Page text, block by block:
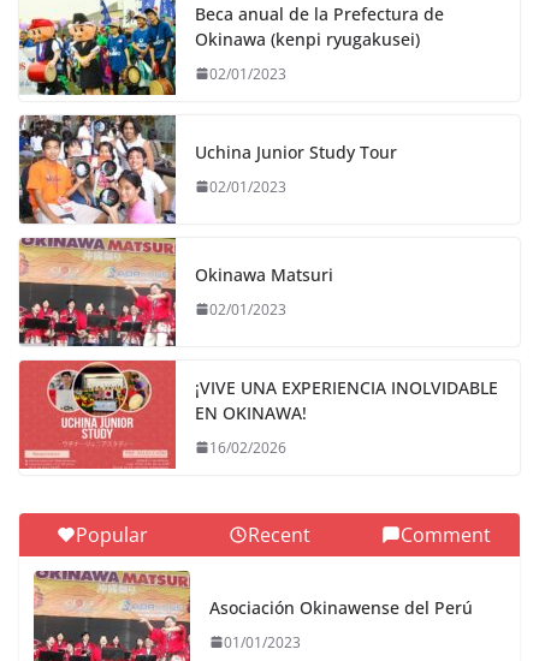
Beca anual de la Prefectura de
Okinawa (kenpi ryugakusei)
02/01/2023
Uchina Junior Study Tour
02/01/2023
Okinawa Matsuri
02/01/2023
¡VIVE UNA EXPERIENCIA INOLVIDABLE
EN OKINAWA!
16/02/2026
Popular Recent Comment
Asociación Okinawense del Perú
01/01/2023